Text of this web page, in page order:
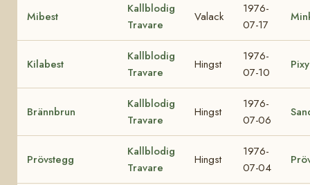
Mibest
Kallblodig
Travare
Valack
1976-
07-17
Kilabest
Kallblodig
Travare
Hingst
1976-
07-10
Pixy
Brännbrun
Kallblodig
Travare
Hingst
1976-
07-06
Prövstegg
Kallblodig
Travare
Hingst
1976-
07-04